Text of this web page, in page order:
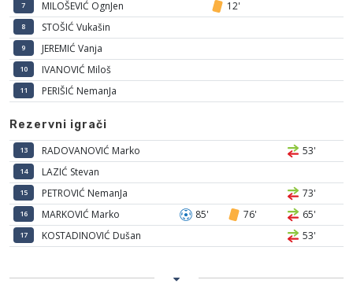
7 MILOŠEVIĆ OgnJen 12'
8 STOŠIĆ Vukašin
9 JEREMIĆ Vanja
10 IVANOVIĆ Miloš
11 PERIŠIĆ NemanJa
Rezervni igrači
13 RADOVANOVIĆ Marko 53'
14 LAZIĆ Stevan
15 PETROVIĆ NemanJa 73'
16 MARKOVIĆ Marko 85' 76' 65'
17 KOSTADINOVIĆ Dušan 53'